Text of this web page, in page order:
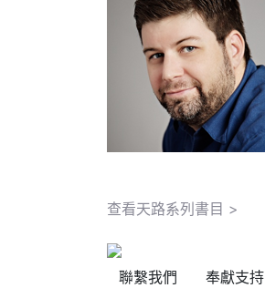
查看天路系列書目 >
聯繫我們 奉獻支持